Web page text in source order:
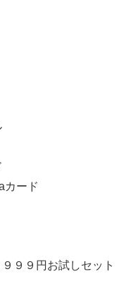
カード
９９円お試しセット